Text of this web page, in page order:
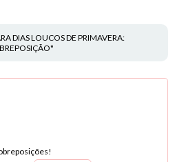
DIAS LOUCOS DE PRIMAVERA: